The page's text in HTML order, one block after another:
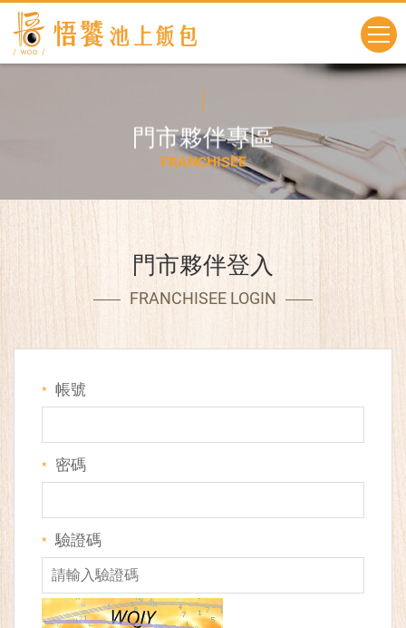
門市夥伴專區
FRANCHISEE
門市夥伴登入
FRANCHISEE LOGIN
* 帳號
* 密碼
* 驗證碼